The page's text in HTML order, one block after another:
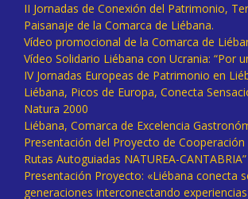
II Jornadas de Conexión del Patrimonio,
Paisanaje de la Comarca de Liébana.
Vídeo promocional de la Comarca de
Vídeo Solidario Liébana con Ucrania: “Por
IV Jornadas Europeas de Patrimonio en
Liébana, Picos de Europa, Conecta
Natura 2000
Liébana, Comarca de Excelencia
Presentación del Proyecto de Cooperación
Rutas Autoguiadas NATUREA-CANTABRIA”
Presentación Proyecto: «Liébana conecta
generaciones interconectando